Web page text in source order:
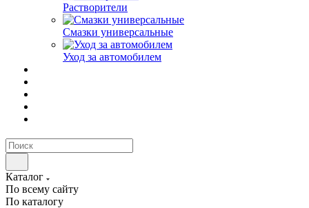
Растворители
Смазки универсальные
Уход за автомобилем
Каталог
По всему сайту
По каталогу